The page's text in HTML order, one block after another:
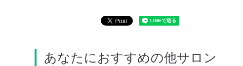
あなたにおすすめの他サロン